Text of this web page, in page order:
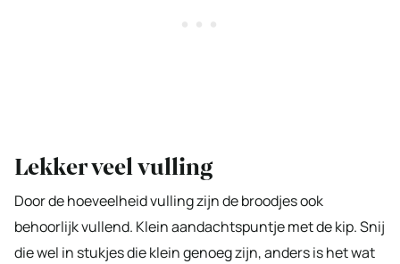
Lekker veel vulling
Door de hoeveelheid vulling zijn de broodjes ook
behoorlijk vullend. Klein aandachtspuntje met de kip. Snij
die wel in stukjes die klein genoeg zijn, anders is het wat